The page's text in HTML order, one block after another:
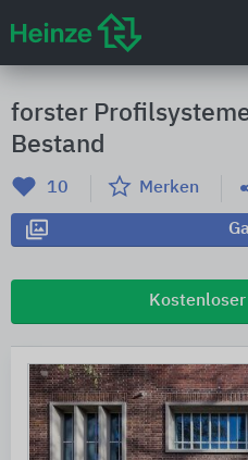
forster
Bestand
10 Merken